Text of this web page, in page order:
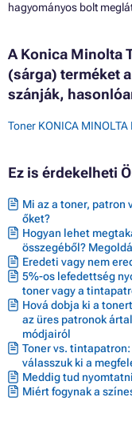
hagyományos bolt
A Konica Minolta
(sárga) terméket
szánják,
Toner KONICA
Ez is érdekelheti
Mi az a toner, patron
őket?
Hogyan lehet
összegéből?
Eredeti vagy nem
5%-os lefedettség
toner vagy a
Hová dobja ki a
az üres patronok
módjairól
Toner vs.
válasszuk ki a
Meddig tud
Miért fogynak a